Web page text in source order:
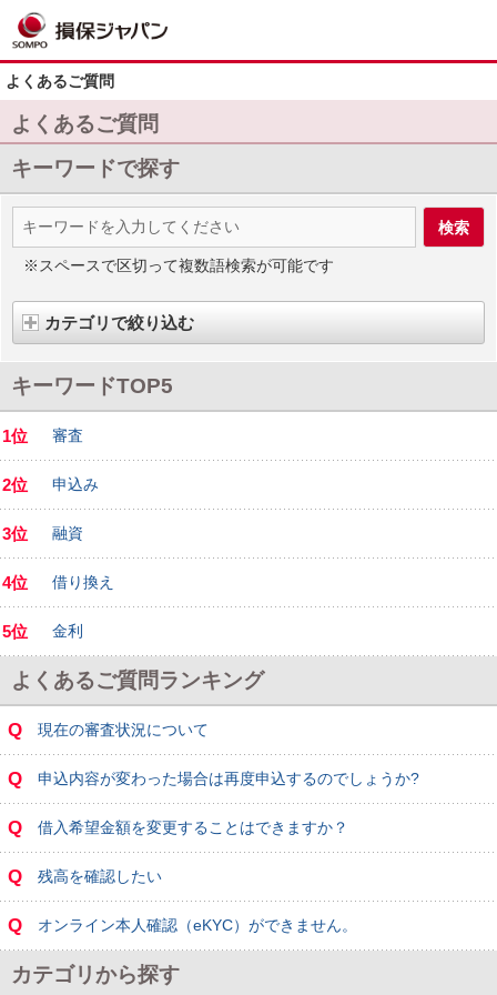
よくあるご質問
よくあるご質問
キーワードで探す
※スペースで区切って複数語検索が可能です
カテゴリで絞り込む
キーワードTOP5
1位 審査
2位 申込み
3位 融資
4位 借り換え
5位 金利
よくあるご質問ランキング
Q 現在の審査状況について
Q 申込内容が変わった場合は再度申込するのでしょうか?
Q 借入希望金額を変更することはできますか？
Q 残高を確認したい
Q オンライン本人確認（eKYC）ができません。
カテゴリから探す